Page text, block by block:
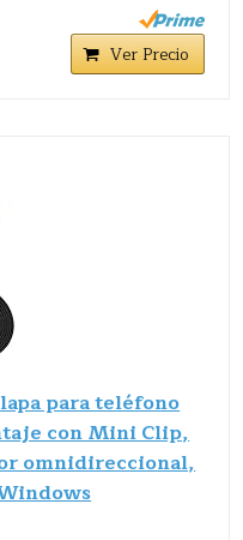
Ver Precio
para teléfono
con Mini Clip,
omnidireccional,